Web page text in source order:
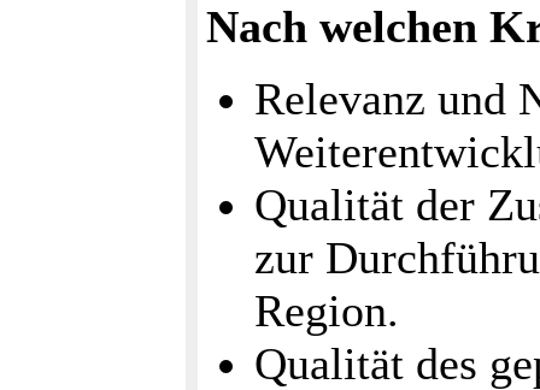
Nach welchen
Relevanz und
Qualität der
zur
Region.
Qualität des